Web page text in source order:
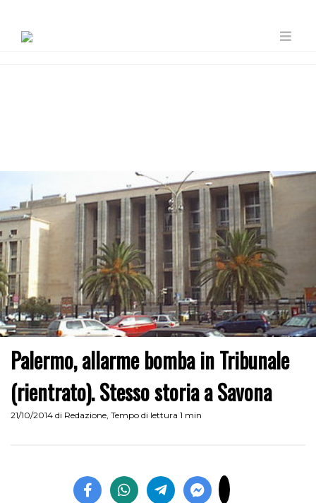
Palermo, allarme bomba in Tribunale
(rientrato). Stesso storia a Savona
21/10/2014 di Redazione, Tempo di lettura 1 min